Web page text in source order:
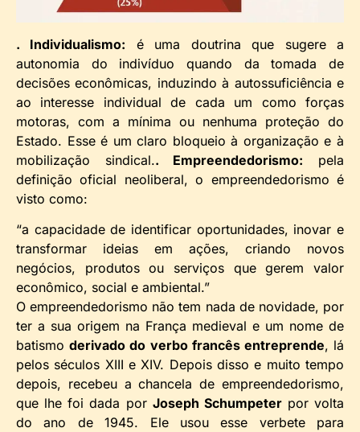
. Individualismo: é uma doutrina que sugere a
autonomia do indivíduo quando da tomada de
decisões econômicas, induzindo à autossuficiência e
ao interesse individual de cada um como forças
motoras, com a mínima ou nenhuma proteção do
Estado. Esse é um claro bloqueio à organização e à
mobilização sindical.. Empreendedorismo: pela
definição oficial neoliberal, o empreendedorismo é
visto como:
“a capacidade de identificar oportunidades, inovar e
transformar ideias em ações, criando novos
negócios, produtos ou serviços que gerem valor
econômico, social e ambiental.”
O empreendedorismo não tem nada de novidade, por
ter a sua origem na França medieval e um nome de
batismoderivado do verbo francês entreprende, lá
pelos séculos XIII e XIV. Depois disso e muito tempo
depois, recebeu a chancela de empreendedorismo,
que lhe foi dada por Joseph Schumpeterpor volta
do ano de 1945. Ele usou esse verbete para